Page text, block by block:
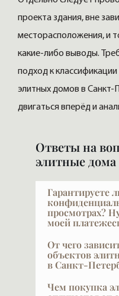
проекта здания, вне
месторасположения, и
какие-либо выводы.
подход к
элитных домов в Санкт-
двигаться вперёд и
Ответы на
элитные дома
Гарантируете
просмотрах?
моей
VIPFLAT 20 лет
Они часто
понимаем, что
обеспечиваем.
От чего
объектов
в Санкт-
Как известно,
Чем покупка